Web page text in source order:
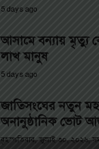
5 days ago
আসামে বন্যায় মৃত্যু
লাখ মানুষ
5 days ago
জাতিসংঘের নতুন
অনানুষ্ঠানিক ভোট
বৃহস্পতিবার, জুলাই ৩০, ২০২৬;